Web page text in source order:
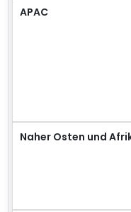
APAC
Naher Osten und